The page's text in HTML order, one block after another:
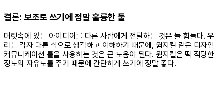
결론: 보조로 쓰기에 정말 훌륭한 툴
머릿속에 있는 아이디어를 다른 사람에게 전달하는 것은 늘 힘들다. 우
리는 각자 다른 식으로 생각하고 이해하기 때문에, 윔지컬 같은 디자인
커뮤니케이션 툴을 사용하는 것은 큰 도움이 된다. 윔지컬은 딱 적당한
정도의 자유도를 주기 때문에 간단하게 쓰기에 정말 좋다.